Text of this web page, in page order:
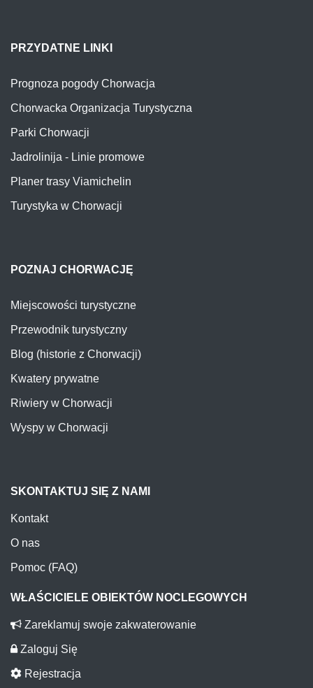
PRZYDATNE LINKI
Prognoza pogody Chorwacja
Chorwacka Organizacja Turystyczna
Parki Chorwacji
Jadrolinija - Linie promowe
Planer trasy Viamichelin
Turystyka w Chorwacji
POZNAJ CHORWACJĘ
Miejscowości turystyczne
Przewodnik turystyczny
Blog (historie z Chorwacji)
Kwatery prywatne
Riwiery w Chorwacji
Wyspy w Chorwacji
SKONTAKTUJ SIĘ Z NAMI
Kontakt
O nas
Pomoc (FAQ)
WŁAŚCICIELE OBIEKTÓW NOCLEGOWYCH
Zareklamuj swoje zakwaterowanie
Zaloguj Się
Rejestracja